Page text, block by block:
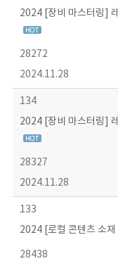
2024 [장비 마스터링]
28272
2024.11.28
134
2024 [장비 마스터링]
28327
2024.11.28
133
2024 [로컬 콘텐츠 소재
28438